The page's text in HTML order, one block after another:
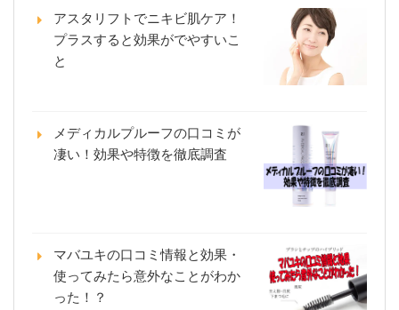
アスタリフトでニキビ肌ケア！
プラスすると効果がでやすいこ
と
メディカルプルーフの口コミが
凄い！効果や特徴を徹底調査
マバユキの口コミ情報と効果・
使ってみたら意外なことがわか
った！？